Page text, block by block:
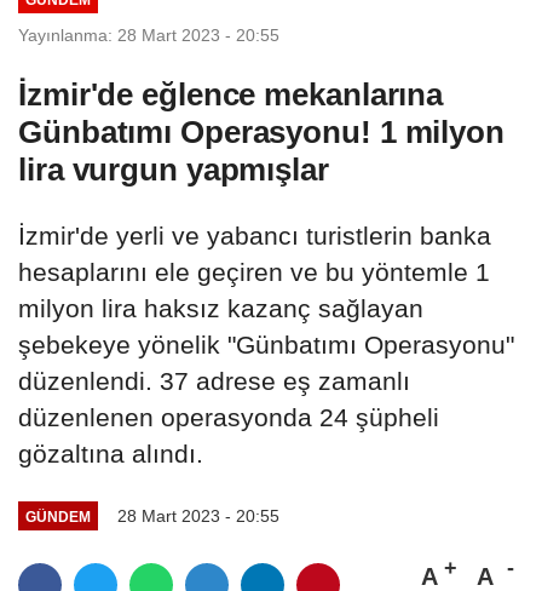
Yayınlanma: 28 Mart 2023 - 20:55
İzmir'de eğlence mekanlarına
Günbatımı Operasyonu! 1 milyon
lira vurgun yapmışlar
İzmir'de yerli ve yabancı turistlerin banka
hesaplarını ele geçiren ve bu yöntemle 1
milyon lira haksız kazanç sağlayan
şebekeye yönelik "Günbatımı Operasyonu"
düzenlendi. 37 adrese eş zamanlı
düzenlenen operasyonda 24 şüpheli
gözaltına alındı.
GÜNDEM 28 Mart 2023 - 20:55
A A